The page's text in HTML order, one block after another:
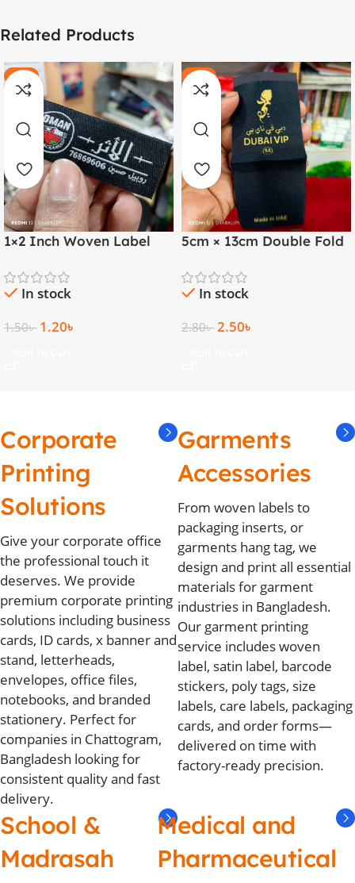
Related Products
-20%
HOT
1×2 Inch Woven Label
Arabic & English
In stock
1.50৳ 1.20৳
-11%
HOT
5cm × 13cm Double Fold
Label
In stock
2.80৳ 2.50৳
Corporate
Printing
Solutions
Give your corporate office
the professional touch it
deserves. We provide
premium corporate printing
solutions including business
cards, ID cards, x banner and
stand, letterheads,
envelopes, office files,
notebooks, and branded
stationery. Perfect for
companies in Chattogram,
Bangladesh looking for
consistent quality and fast
delivery.
Garments
Accessories
From woven labels to
packaging inserts, or
garments hang tag, we
design and print all essential
materials for garment
industries in Bangladesh.
Our garment printing
service includes woven
label, satin label, barcode
stickers, poly tags, size
labels, care labels, packaging
cards, and order forms—
delivered on time with
factory-ready precision.
School &
Madrasah
Medical and
Pharmaceutical